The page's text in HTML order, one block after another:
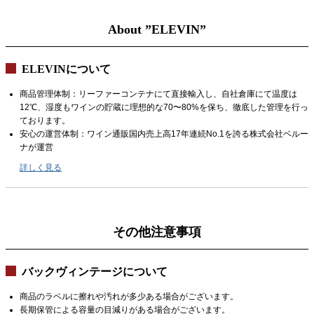
About ”ELEVIN”
ELEVINについて
商品管理体制：リーファーコンテナにて直接輸入し、自社倉庫にて温度は
12℃、湿度もワインの貯蔵に理想的な70〜80%を保ち、徹底した管理を行っ
ております。
安心の運営体制：ワイン通販国内売上高17年連続No.1を誇る株式会社ベルー
ナが運営
詳しく見る
その他注意事項
バックヴィンテージについて
商品のラベルに擦れや汚れが多少ある場合がございます。
長期保管による容量の目減りがある場合がございます。